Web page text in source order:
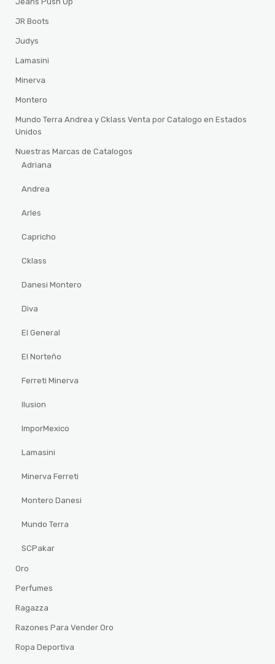
JR Boots
Judys
Lamasini
Minerva
Montero
Mundo Terra Andrea y Cklass Venta por Catalogo en Estados
Unidos
Nuestras Marcas de Catalogos
Adriana
Andrea
Arles
Capricho
Cklass
Danesi Montero
Diva
El General
El Norteño
Ferreti Minerva
Ilusion
ImporMexico
Lamasini
Minerva Ferreti
Montero Danesi
Mundo Terra
SCPakar
Oro
Perfumes
Ragazza
Razones Para Vender Oro
Ropa Deportiva